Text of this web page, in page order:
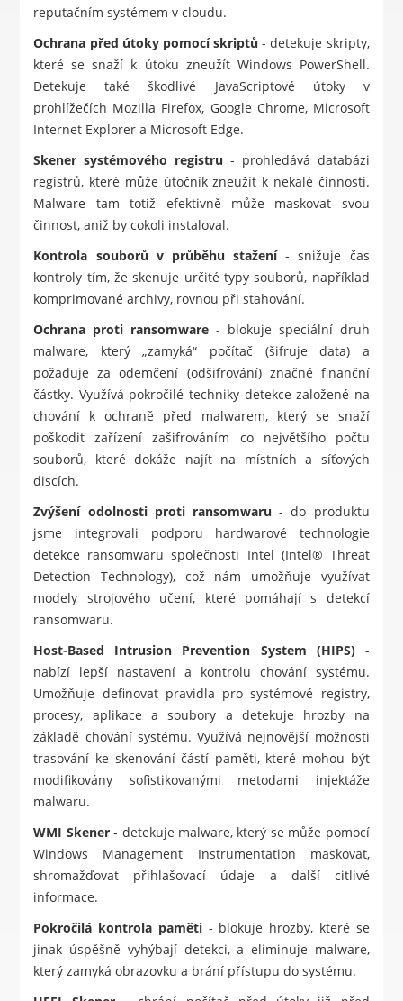
reputačním systémem v cloudu.
Ochrana před útoky pomocí skriptů - detekuje skripty,
které se snaží k útoku zneužít Windows PowerShell.
Detekuje také škodlivé JavaScriptové útoky v
prohlížečích Mozilla Firefox, Google Chrome, Microsoft
Internet Explorer a Microsoft Edge.
Skener systémového registru - prohledává databázi
registrů, které může útočník zneužít k nekalé činnosti.
Malware tam totiž efektivně může maskovat svou
činnost, aniž by cokoli instaloval.
Kontrola souborů v průběhu stažení- snižuje čas
kontroly tím, že skenuje určité typy souborů, například
komprimované archivy, rovnou při stahování.
Ochrana proti ransomware - blokuje speciální druh
malware, který „zamyká“ počítač (šifruje data) a
požaduje za odemčení (odšifrování) značné finanční
částky. Využívá pokročilé techniky detekce založené na
chování k ochraně před malwarem, který se snaží
poškodit zařízení zašifrováním co největšího počtu
souborů, které dokáže najít na místních a síťových
discích.
Zvýšení odolnosti proti ransomwaru - do produktu
jsme integrovali podporu hardwarové technologie
detekce ransomwaru společnosti Intel (Intel® Threat
Detection Technology), což nám umožňuje využívat
modely strojového učení, které pomáhají s detekcí
ransomwaru.
Host-Based Intrusion Prevention System (HIPS)-
nabízí lepší nastavení a kontrolu chování systému.
Umožňuje definovat pravidla pro systémové registry,
procesy, aplikace a soubory a detekuje hrozby na
základě chování systému. Využívá nejnovější možnosti
trasování ke skenování částí paměti, které mohou být
modifikovány sofistikovanými metodami injektáže
malwaru.
WMI Skener- detekuje malware, který se může pomocí
Windows Management Instrumentation maskovat,
shromažďovat přihlašovací údaje a další citlivé
informace.
Pokročilá kontrola paměti- blokuje hrozby, které se
jinak úspěšně vyhýbají detekci, a eliminuje malware,
který zamyká obrazovku a brání přístupu do systému.